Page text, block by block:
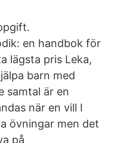
en handbok för
lägsta pris Leka,
barn med
samtal är en
när en vill I
övningar men det
på